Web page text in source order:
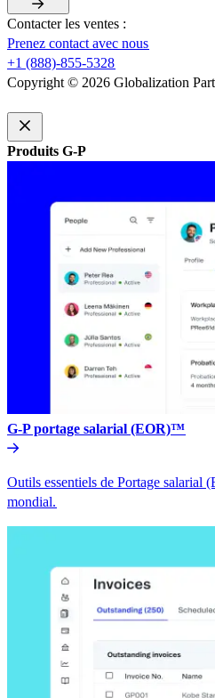
Contacter les ventes :​​
Prenez contact avec nous​​
+1 (888)-855-5328​​
Copyright © 2026 Globalization
Produits G-P​​
G-P portage salarial (EOR)™​​
Outils essentiels de Portage salarial
mondial.​​